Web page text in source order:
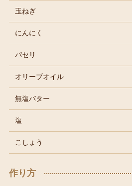
玉ねぎ
にんにく
パセリ
オリーブオイル
無塩バター
塩
こしょう
作り方